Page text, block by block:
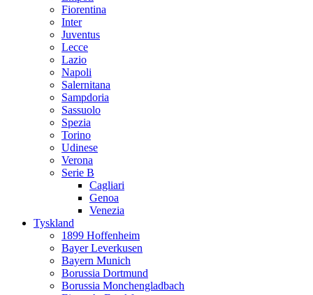
Fiorentina
Inter
Juventus
Lecce
Lazio
Napoli
Salernitana
Sampdoria
Sassuolo
Spezia
Torino
Udinese
Verona
Serie B
Cagliari
Genoa
Venezia
Tyskland
1899 Hoffenheim
Bayer Leverkusen
Bayern Munich
Borussia Dortmund
Borussia Monchengladbach